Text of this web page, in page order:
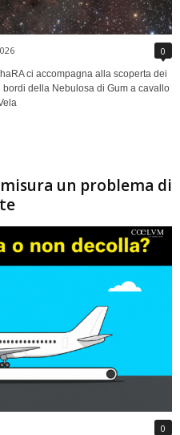
0
ci accompagna alla scoperta dei
della Nebulosa di Gum a cavallo
un problema di
0